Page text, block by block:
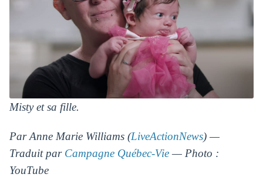
Misty et sa fille.
Par Anne Marie Williams (LiveActionNews) —
Traduit par Campagne Québec-Vie— Photo :
YouTube